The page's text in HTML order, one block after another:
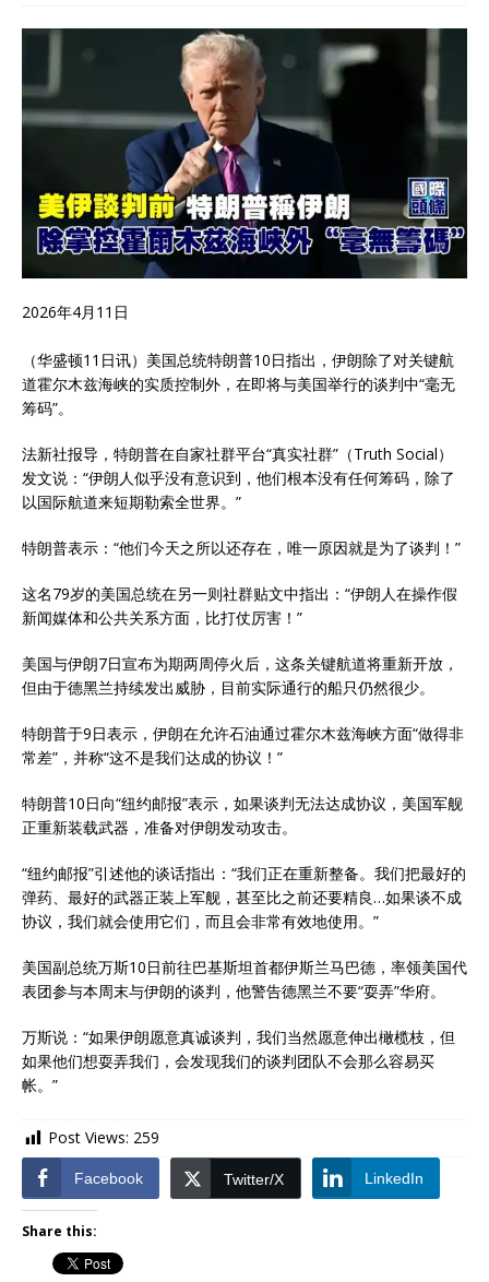
2026年4月11日
（华盛顿11日讯）美国总统特朗普10日指出，伊朗除了对关键航
道霍尔木兹海峡的实质控制外，在即将与美国举行的谈判中“毫无
筹码”。
法新社报导，特朗普在自家社群平台“真实社群”（Truth Social）
发文说：“伊朗人似乎没有意识到，他们根本没有任何筹码，除了
以国际航道来短期勒索全世界。”
特朗普表示：“他们今天之所以还存在，唯一原因就是为了谈判！”
这名79岁的美国总统在另一则社群贴文中指出：“伊朗人在操作假
新闻媒体和公共关系方面，比打仗厉害！”
美国与伊朗7日宣布为期两周停火后，这条关键航道将重新开放，
但由于德黑兰持续发出威胁，目前实际通行的船只仍然很少。
特朗普于9日表示，伊朗在允许石油通过霍尔木兹海峡方面“做得非
常差”，并称“这不是我们达成的协议！”
特朗普10日向“纽约邮报”表示，如果谈判无法达成协议，美国军舰
正重新装载武器，准备对伊朗发动攻击。
“纽约邮报”引述他的谈话指出：“我们正在重新整备。我们把最好的
弹药、最好的武器正装上军舰，甚至比之前还要精良…如果谈不成
协议，我们就会使用它们，而且会非常有效地使用。”
美国副总统万斯10日前往巴基斯坦首都伊斯兰马巴德，率领美国代
表团参与本周末与伊朗的谈判，他警告德黑兰不要“耍弄”华府。
万斯说：“如果伊朗愿意真诚谈判，我们当然愿意伸出橄榄枝，但
如果他们想耍弄我们，会发现我们的谈判团队不会那么容易买
帐。”
Post Views: 259
Facebook Twitter/X LinkedIn
Share this: